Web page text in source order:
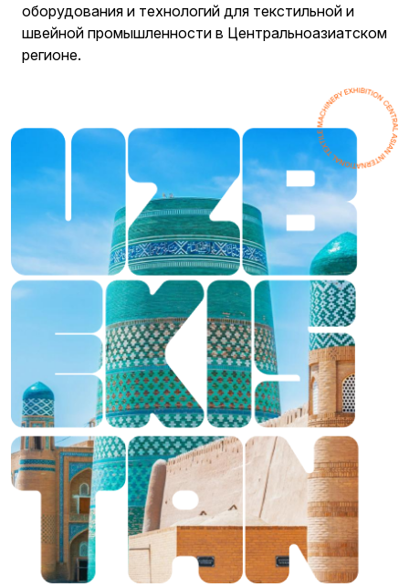
оборудования и технологий для текстильной и
швейной промышленности в Центральноазиатском
регионе.